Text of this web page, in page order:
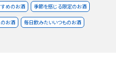
めのお酒 季節を感じる限定のお酒
お酒 毎日飲みたいいつものお酒